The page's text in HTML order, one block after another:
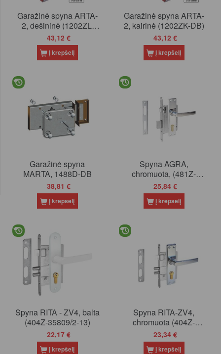
Garažinė spyna ARTA-
2, dešininė (1202ZL-
DB)
43,12 €
Į krepšelį
Garažinė spyna ARTA-
2, kairinė (1202ZK-DB)
43,12 €
Į krepšelį
Garažinė spyna
MARTA, 1488D-DB
38,81 €
Į krepšelį
Spyna AGRA,
chromuota, (481Z-
34802/C-73)
25,84 €
Į krepšelį
Spyna RITA - ZV4, balta
(404Z-35809/2-13)
22,17 €
Į krepšelį
Spyna RITA-ZV4,
chromuota (404Z-
35801/C-73)
23,34 €
Į krepšelį